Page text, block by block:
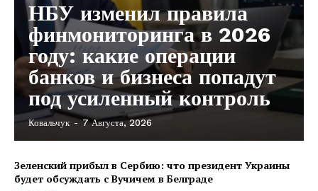
НБУ изменил правила
финмониторинга в 2026
году: какие операции
банков и бизнеса попадут
под усиленный контроль
Ковальчук - 7 Августа, 2026
Зеленский прибыл в Сербию: что президент Украины
будет обсуждать с Вучичем в Белграде